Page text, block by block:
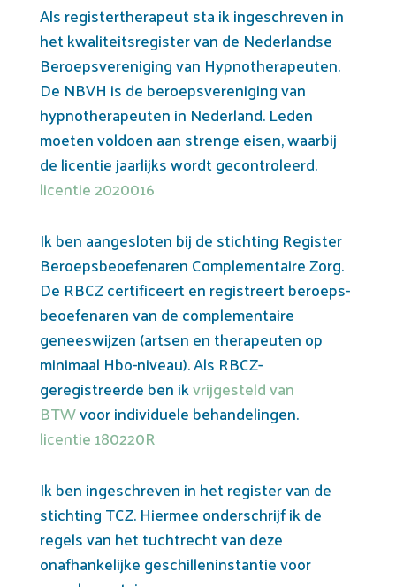
Als registertherapeut sta ik ingeschreven in
het kwaliteitsregister van de Nederlandse
Beroepsvereniging van Hypnotherapeuten.
De NBVH is de beroepsvereniging van
hypnotherapeuten in Nederland. Leden
moeten voldoen aan strenge eisen, waarbij
de licentie jaarlijks wordt gecontroleerd.
licentie 2020016
Ik ben aangesloten bij de stichting Register
Beroepsbeoefenaren Complementaire Zorg.
De RBCZ certificeert en registreert beroeps-
beoefenaren van de complementaire
geneeswijzen (artsen en therapeuten op
minimaal Hbo-niveau). Als RBCZ-
geregistreerde ben ikvrijgesteld van
BTWvoor individuele behandelingen.
licentie 180220R
Ik ben ingeschreven in het register van de
stichting TCZ. Hiermee onderschrijf ik de
regels van het tuchtrecht van deze
onafhankelijke geschilleninstantie voor